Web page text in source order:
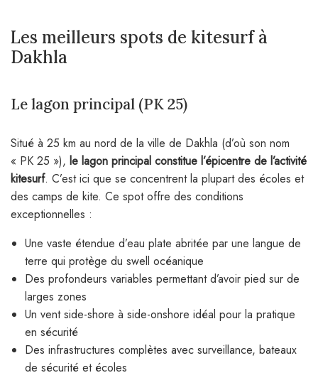
Les meilleurs spots de kitesurf à
Dakhla
Le lagon principal (PK 25)
Situé à 25 km au nord de la ville de Dakhla (d’où son nom
« PK 25 »), le lagon principal constitue l’épicentre de l’activité
kitesurf. C’est ici que se concentrent la plupart des écoles et
des camps de kite. Ce spot offre des conditions
exceptionnelles :
Une vaste étendue d’eau plate abritée par une langue de
terre qui protège du swell océanique
Des profondeurs variables permettant d’avoir pied sur de
larges zones
Un vent side-shore à side-onshore idéal pour la pratique
en sécurité
Des infrastructures complètes avec surveillance, bateaux
de sécurité et écoles